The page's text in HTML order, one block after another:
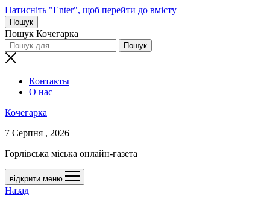
Натисніть "Enter", щоб перейти до вмісту
Пошук
Пошук Кочегарка
Контакты
О нас
Кочегарка
7 Серпня , 2026
Горлівська міська онлайн-газета
відкрити меню
Назад